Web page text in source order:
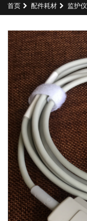
首页 配件耗材 监护仪